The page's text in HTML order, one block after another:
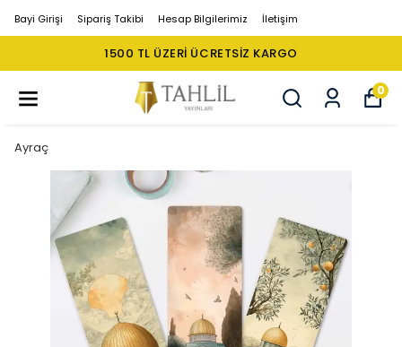
Bayi Girişi Sipariş Takibi Hesap Bilgilerimiz İletişim
1500 TL ÜZERI ÜCRETSIZ KARGO
0
Ayraç